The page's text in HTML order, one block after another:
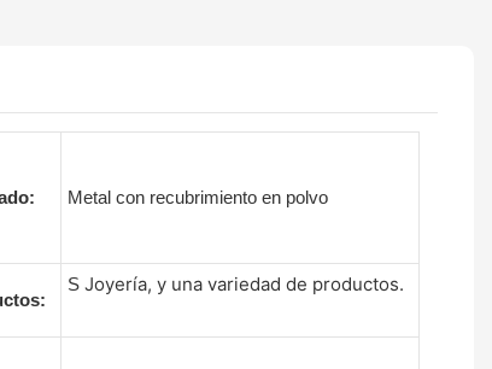
Metal con recubrimiento en polvo
SJoyería, y una variedad de productos.